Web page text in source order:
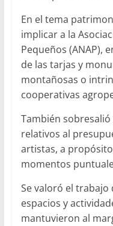
En el tema
implicar a la
Pequeños (ANAP),
de las tarjas y
montañosas o
cooperativas
También
relativos al
artistas, a
momentos
Se valoró el trabajo
espacios y
mantuvieron al